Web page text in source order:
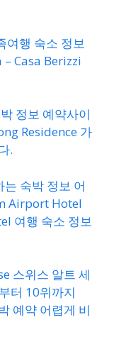
여행 숙소 정보
Casa Berizzi
정보 예약사이
Residence 가
.
숙박 정보 어
Airport Hotel
여행 숙소 정보
스위스 알트 세
터 10위까지
예약 어렵게 비